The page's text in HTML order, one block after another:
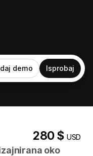
demo Isprobaj
280 $USD
oko